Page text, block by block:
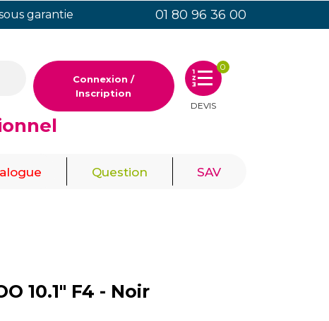
garantie 01 80 96 36 00
Connexion /
Inscription
0
DEVIS
Question SAV
10.1" F4 - Noir